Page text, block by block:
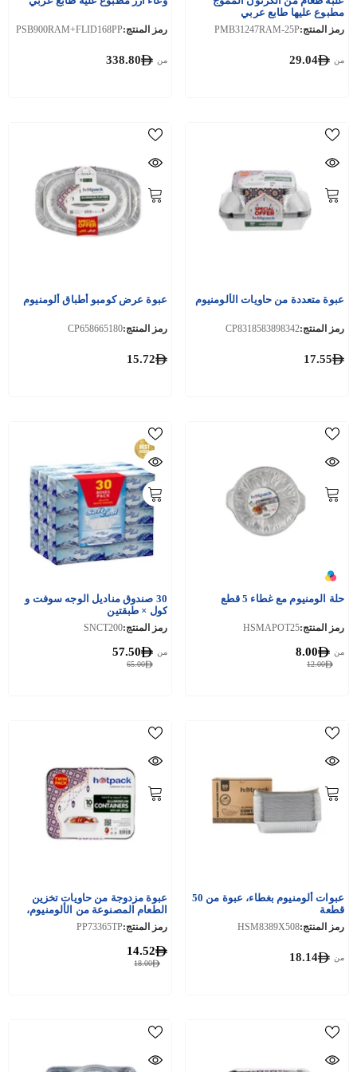
مطبوع عليها طابع عربي
رمز المنتج:PMB31247RAM-25P
من 29.04
رمز المنتج:PSB900RAM+FLID168PP
من 338.80
عبوة متعددة من حاويات الألومنيوم
رمز المنتج:CP8318583898342
17.55
عبوة عرض كومبو أطباق ألومنيوم
رمز المنتج:CP658665180
15.72
حلة الومنيوم مع غطاء 5 قطع
رمز المنتج:HSMAPOT25
12.00
من 8.00
30 صندوق مناديل الوجه سوفت و
كول × طبقتين
رمز المنتج:SNCT200
65.00
من 57.50
عبوات ألومنيوم بغطاء، عبوة من 50
قطعة
رمز المنتج:HSM8389X508
من 18.14
عبوة مزدوجة من حاويات تخزين
الطعام المصنوعة من الألومنيوم،
سعة 3650 سم مكعب
رمز المنتج:PP73365TP
18.00
14.52